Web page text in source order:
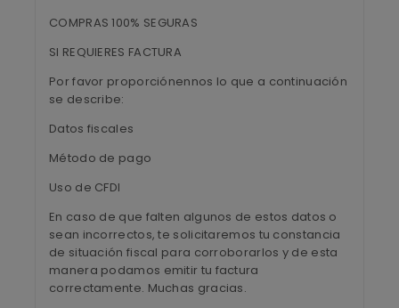
COMPRAS 100% SEGURAS
SI REQUIERES FACTURA
Por favor proporciónennos lo que a continuación
se describe:
Datos fiscales
Método de pago
Uso de CFDI
En caso de que falten algunos de estos datos o
sean incorrectos, te solicitaremos tu constancia
de situación fiscal para corroborarlos y de esta
manera podamos emitir tu factura
correctamente. Muchas gracias.